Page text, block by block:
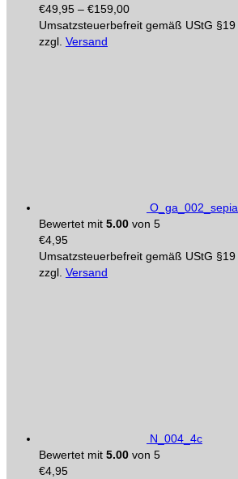
€49,95 – €159,00
Umsatzsteuerbefreit gemäß UStG §19
zzgl. Versand
O_ga_002_sepia
Bewertet mit 5.00 von 5
€4,95
Umsatzsteuerbefreit gemäß UStG §19
zzgl. Versand
N_004_4c
Bewertet mit 5.00 von 5
€4,95